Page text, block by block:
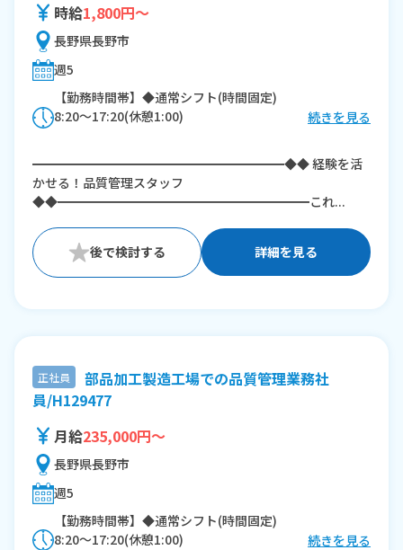
時給1,800円～
長野県長野市
週5
【勤務時間帯】◆通常シフト(時間固定)
8:20〜17:20(休憩1:00)
続きを見る
━━━━━━━━━━━━━━━━━━━━◆◆ 経験を活
かせる！品質管理スタッフ
◆◆━━━━━━━━━━━━━━━━━━━━これ...
詳細を見る
正社員
部品加工製造工場での品質管理業務社
員/H129477
月給235,000円～
長野県長野市
週5
【勤務時間帯】◆通常シフト(時間固定)
8:20〜17:20(休憩1:00)
続きを見る